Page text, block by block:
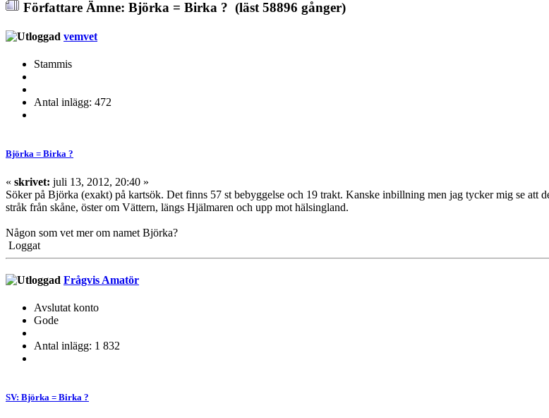
Författare Ämne: Björka = Birka ? (läst 58896 gånger)
vemvet
Stammis
Antal inlägg: 472
Björka = Birka ?
« skrivet: juli 13, 2012, 20:40 »
Söker på Björka (exakt) på kartsök. Det finns 57 st bebyggelse och 19 trakt. Kanske inbillning men jag tycker mig se att
stråk från skåne, öster om Vättern, längs Hjälmaren och upp mot hälsingland.
Någon som vet mer om namet Björka?
Loggat
Frågvis Amatör
Avslutat konto
Gode
Antal inlägg: 1 832
SV: Björka = Birka ?